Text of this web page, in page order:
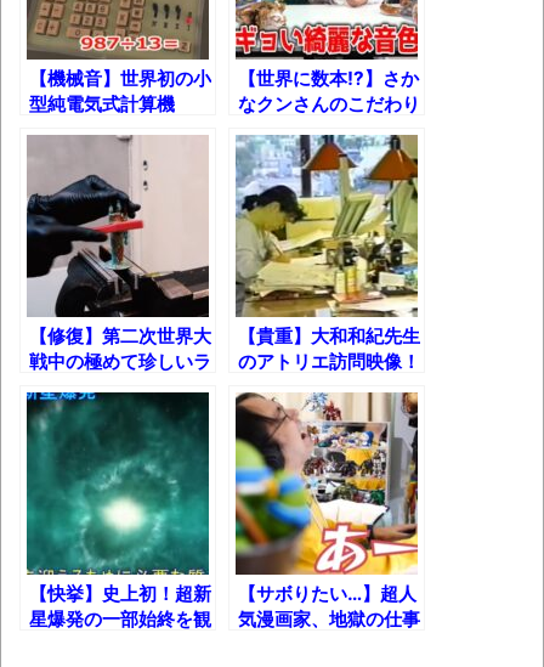
長野県のなめこのデカさが規格外だったｗ
ｗ
新装版「ご冗談でしょう、ファインマンさ
ん（上）（下）」発売
【画像】整形で2400万円超えの美女、水着
グラビアに挑戦
歴ログは10周年ですがnoteに引っ越します
進撃の巨人シーズン7 ファイナルシーズンの
感想
TBS「マツコの知らない世界」スタグル特
集でほとんど紹介されなかったJリーグ…なら
ば自分たちで紹介だ！
時代の流れ
【衝撃】道志村の骨や服、沢の上流から流
されてきた可能性・・・・・・・・・
オーストラリアの男性飛行家 太平洋横断
【機械音】世界初の小
型純電気式計算機
みた！【CASIO】
【世界に数本!?】さか
なクンさんのこだわり
ス」！
【修復】第二次世界大
戦中の極めて珍しいラ
【貴重】大和和紀先生
のアトリエ訪問映像！
【快挙】史上初！超新
星爆発の一部始終を観
【サボりたい…】超人
気漫画家、地獄の仕事